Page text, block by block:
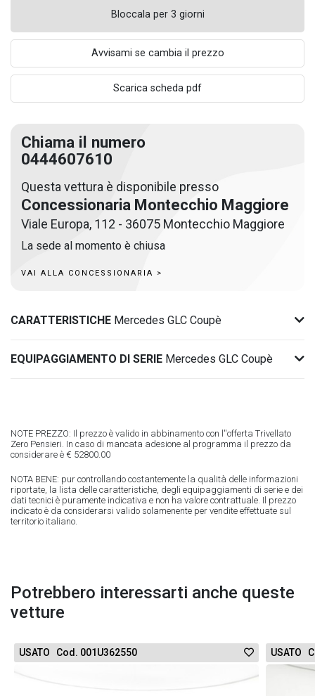
Bloccala per 3 giorni
Avvisami se cambia il prezzo
Scarica scheda pdf
Chiama il numero
0444607610
Questa vettura è disponibile presso
Concessionaria Montecchio Maggiore
Viale Europa, 112 - 36075 Montecchio Maggiore
La sede al momento è chiusa
VAI ALLA CONCESSIONARIA >
CARATTERISTICHE Mercedes GLC Coupè
EQUIPAGGIAMENTO DI SERIE Mercedes GLC Coupè
NOTE PREZZO: Il prezzo è valido in abbinamento con l''offerta Trivellato
Zero Pensieri. In caso di mancata adesione al programma il prezzo da
considerare è € 52800.00
NOTA BENE: pur controllando costantemente la qualità delle informazioni
riportate, la lista delle caratteristiche, degli equipaggiamenti di serie e dei
dati tecnici è puramente indicativa e non ha valore contrattuale. Il prezzo
indicato è da considerarsi valido solamenente per vendite effettuate sul
territorio italiano.
Potrebbero interessarti anche queste
vetture
USATO Cod. 001U362550 USATO